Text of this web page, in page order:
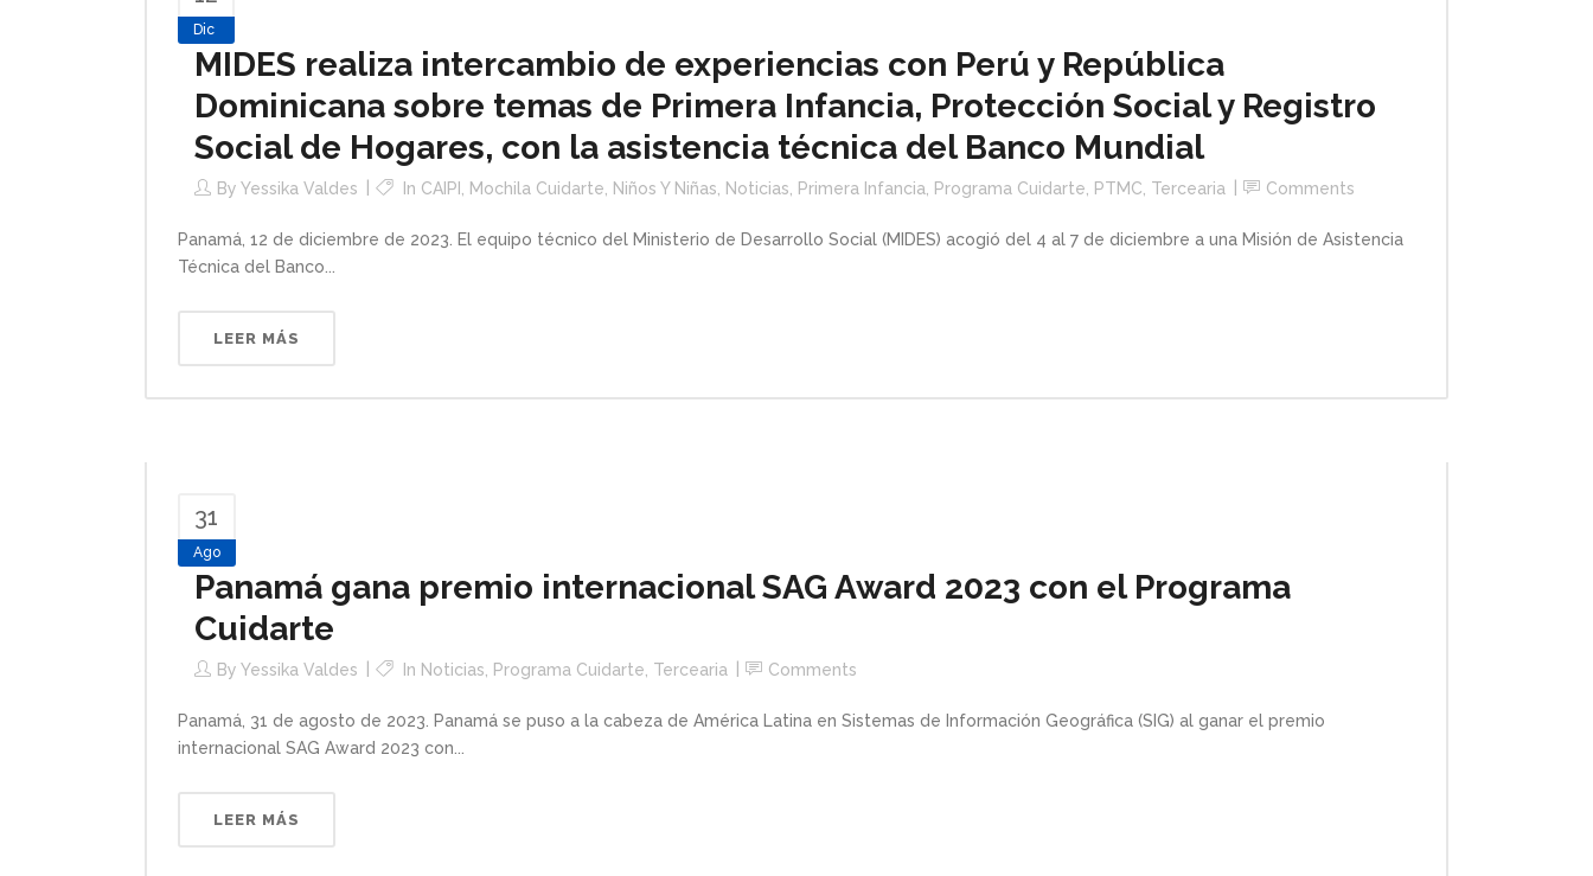
Dic
MIDES realiza intercambio de experiencias con Perú y República
Dominicana sobre temas de Primera Infancia, Protección Social y Registro
Social de Hogares, con la asistencia técnica del Banco Mundial
By Yessika Valdes In CAIPI Mochila Cuidarte Niños Y Niñas Noticias Primera Infancia Programa Cuidarte PTMC Tercearia Comments
Panamá, 12 de diciembre de 2023. El equipo técnico del Ministerio de Desarrollo Social (MIDES) acogió del 4 al 7 de diciembre a una Misión de Asistencia
Técnica del Banco...
LEER MÁS
31
Ago
Panamá gana premio internacional SAG Award 2023 con el Programa
Cuidarte
By Yessika Valdes In Noticias Programa Cuidarte Tercearia Comments
Panamá, 31 de agosto de 2023. Panamá se puso a la cabeza de América Latina en Sistemas de Información Geográfica (SIG) al ganar el premio
internacional SAG Award 2023 con...
LEER MÁS